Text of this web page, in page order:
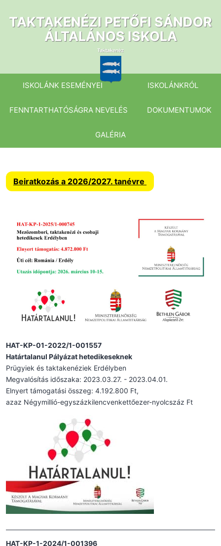
tartalomhoz
TAKTAKENÉZI PETŐFI SÁNDOR
ÁLTALÁNOS ISKOLA
ISKOLÁNK ESEMÉNYEI ISKOLÁNKRÓL
FENNTARTHATÓSÁGRA NEVELÉS DOKUMENTUMOK
GALÉRIA
Beiratkozás a 2026/2027. tanévre
HAT-KP-01-2022/1-001557
Határtalanul Pályázat hetedikeseknek
Prügyiek és taktakenéziek Erdélyben
Megvalósítás időszaka: 2023.03.27. - 2023.04.01.
Elnyert támogatási összeg: 4.192.800 Ft,
azaz Négymillió-egyszázkilencvenkettőezer-nyolcszáz Ft
HAT-KP-1-2024/1-001396